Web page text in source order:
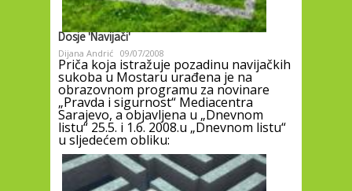
Dosje 'Navijači'
Dijana Andrić 09/07/2008
Priča koja istražuje pozadinu navijačkih
sukoba u Mostaru urađena je na
obrazovnom programu za novinare
„Pravda i sigurnost“ Mediacentra
Sarajevo, a objavljena u „Dnevnom
listu“ 25.5. i 1.6. 2008.u „Dnevnom listu“
u sljedećem obliku: